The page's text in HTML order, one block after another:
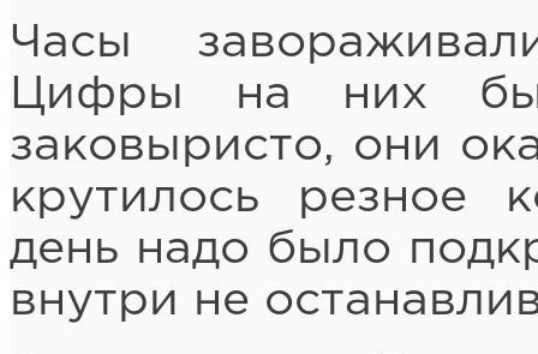
Часы
Цифры на них
заковыристо, они
крутилось резное
день надо было
внутри не